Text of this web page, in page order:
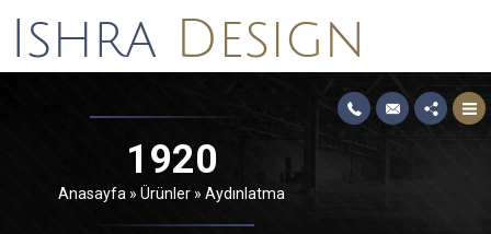
1920
Anasayfa » Ürünler » Aydınlatma